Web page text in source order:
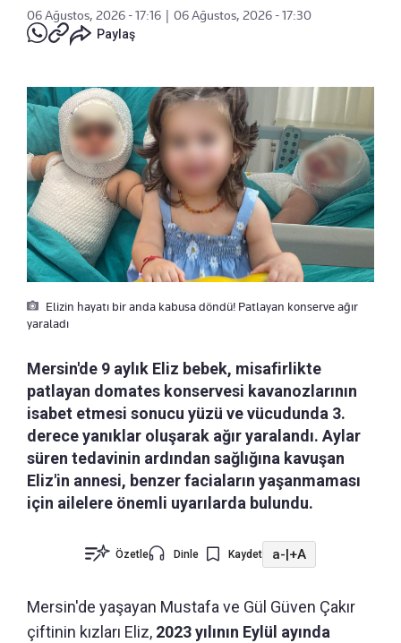
06 Ağustos, 2026 - 17:16
06 Ağustos, 2026 - 17:30
Paylaş
Elizin hayatı bir anda kabusa döndü! Patlayan konserve ağır
yaraladı
Mersin'de 9 aylık Eliz bebek, misafirlikte
patlayan domates konservesi kavanozlarının
isabet etmesi sonucu yüzü ve vücudunda 3.
derece yanıklar oluşarak ağır yaralandı. Aylar
süren tedavinin ardından sağlığına kavuşan
Eliz'in annesi, benzer faciaların yaşanmaması
için ailelere önemli uyarılarda bulundu.
Özetle Dinle Kaydet a-|+A
Mersin'de yaşayan Mustafa ve Gül Güven Çakır
çiftinin kızları Eliz, 2023 yılının Eylül ayında